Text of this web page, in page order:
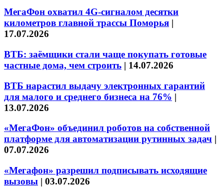
МегаФон охватил 4G-сигналом десятки
километров главной трассы Поморья |
17.07.2026
ВТБ: заёмщики стали чаще покупать готовые
частные дома, чем строить | 14.07.2026
ВТБ нарастил выдачу электронных гарантий
для малого и среднего бизнеса на 76% |
13.07.2026
«МегаФон» объединил роботов на собственной
платформе для автоматизации рутинных задач |
07.07.2026
«Мегафон» разрешил подписывать исходящие
вызовы | 03.07.2026